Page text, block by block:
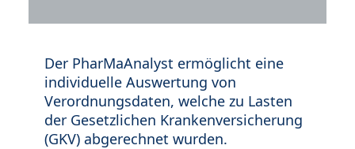
Der PharMaAnalyst ermöglicht eine
individuelle Auswertung von
Verordnungsdaten, welche zu Lasten
der Gesetzlichen Krankenversicherung
(GKV) abgerechnet wurden.